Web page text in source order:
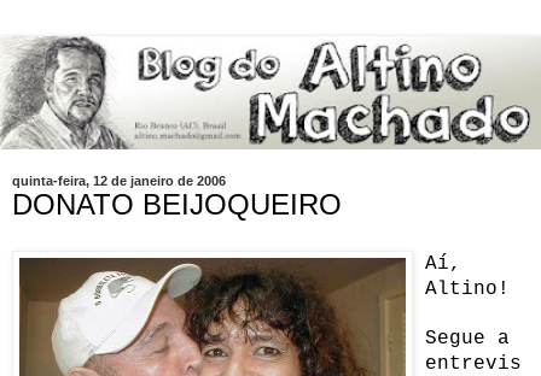
quinta-feira, 12 de janeiro de 2006
DONATO BEIJOQUEIRO
Aí,
Altino!
Segue a
entrevis